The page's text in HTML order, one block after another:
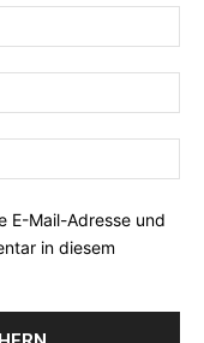
E-Mail-Adresse und
in diesem